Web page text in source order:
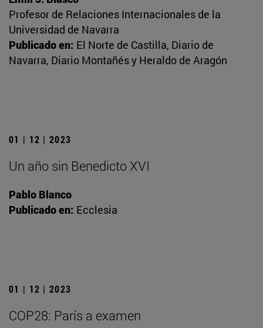
Profesor de Relaciones Internacionales de la
Universidad de Navarra
Publicado en: El Norte de Castilla, Diario de
Navarra, Diario Montañés y Heraldo de Aragón
01 | 12 | 2023
Un año sin Benedicto XVI
Pablo Blanco
Publicado en: Ecclesia
01 | 12 | 2023
COP28: París a examen